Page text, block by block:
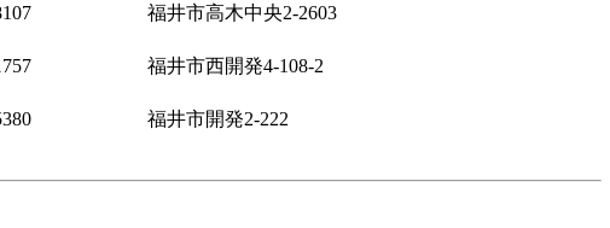
福井市高木中央2-2603
福井市西開発4-108-2
福井市開発2-222